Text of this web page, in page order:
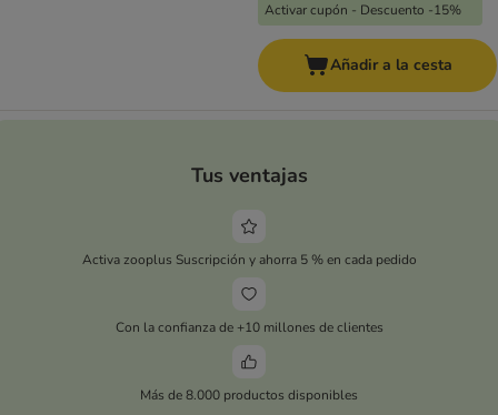
Activar cupón - Descuento -15%
Añadir a la cesta
Tus ventajas
Activa zooplus Suscripción y ahorra 5 % en cada pedido
Con la confianza de +10 millones de clientes
Más de 8.000 productos disponibles